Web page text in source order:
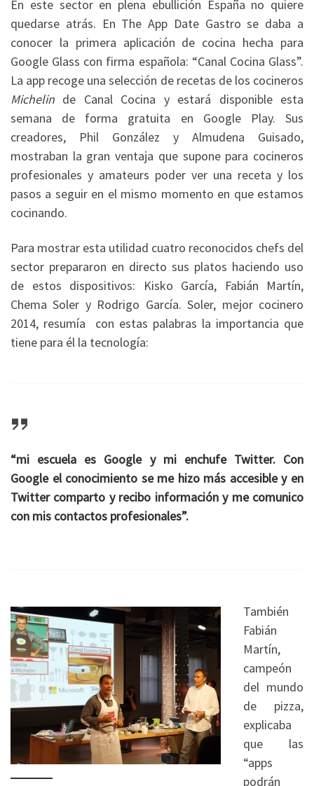
En este sector en plena ebullición España no quiere
quedarse atrás. En The App Date Gastro se daba a
conocer la primera aplicación de cocina hecha para
Google Glass con firma española: “Canal Cocina Glass”.
La app recoge una selección de recetas de los cocineros
Michelin de Canal Cocina y estará disponible esta
semana de forma gratuita en Google Play. Sus
creadores, Phil González y Almudena Guisado,
mostraban la gran ventaja que supone para cocineros
profesionales y amateurs poder ver una receta y los
pasos a seguir en el mismo momento en que estamos
cocinando.
Para mostrar esta utilidad cuatro reconocidos chefs del
sector prepararon en directo sus platos haciendo uso
de estos dispositivos: Kisko García, Fabián Martín,
Chema Soler y Rodrigo García. Soler, mejor cocinero
2014, resumía con estas palabras la importancia que
tiene para él la tecnología:
“mi escuela es Google y mi enchufe Twitter. Con
Google el conocimiento se me hizo más accesible y en
Twitter comparto y recibo información y me comunico
con mis contactos profesionales”.
También
Fabián
Martín,
campeón
del mundo
de pizza,
explicaba
que las
“apps
podrán